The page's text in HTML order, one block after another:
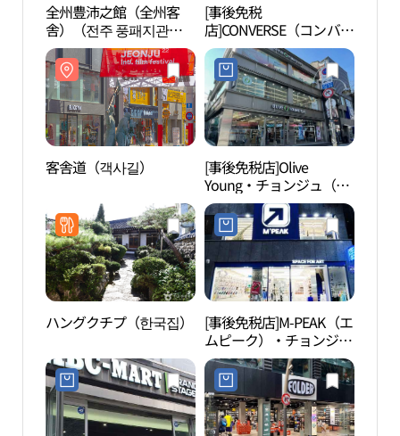
全州豊沛之館（全州客
舎）（전주 풍패지관
（전주객사））
[事後免税
店]CONVERSE（コンバー
ス）・チョンジュゲクサ
（全州客舎）店(컨버스
전주객사점)
客舎道（객사길）
[事後免税店]Olive
Young・チョンジュ（全
州）タウン(올리브영 전
주 타운)
ハングクチプ（한국집）
[事後免税店]M-PEAK（エ
ムピーク）・チョンジュ
（全州）店(엠픽 전주점)